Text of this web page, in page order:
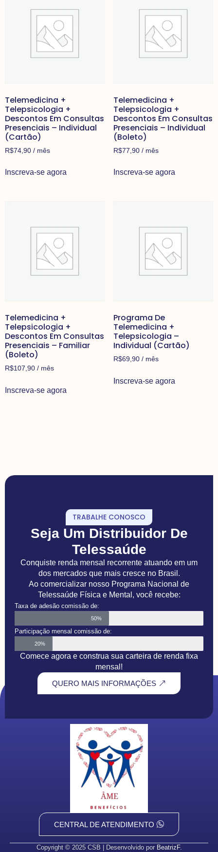
Telemedicina +
Telepsicologia +
Descontos Em Consultas
Presenciais – Individual
(Cartão)
R$74,90 / mês
Inscreva-se agora
Telemedicina +
Telepsicologia +
Descontos Em Consultas
Presenciais – Individual
(Boleto)
R$77,90 / mês
Inscreva-se agora
Telemedicina +
Telepsicologia +
Descontos Em Consultas
Presenciais – Familiar
(Boleto)
R$107,90 / mês
Inscreva-se agora
Programa De
Telemedicina +
Telepsicologia –
Individual (Cartão)
R$69,90 / mês
Inscreva-se agora
TRABALHE CONOSCO
Seja Um Distribuidor De
Telessaúde
Conquiste renda mensal recorrente atuando em um
dos mercados que mais cresce no Brasil.
Ao comercializar nosso Programa Nacional de
Telessaúde Física e Mental, você recebe:
Taxa de adesão comissão de:
50%
Participação mensal comissão de:
20%
Comece agora e construa sua carteira de renda fixa
mensal!
QUERO MAIS INFORMAÇÕES
CENTRAL DE ATENDIMENTO
Copyright © 2025 CSB | Desenvolvido por BeatrizF.